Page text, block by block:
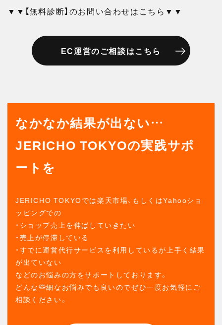
▼▼【無料診断】のお問い合わせはこちら▼▼
EC運営のご相談はこちら
なかなか結果が出ない…
JERICHO TOKYOの実践サポ
ートを
JERICHO TOKYOでは楽天市場、もしくはYahooショ
ッピングでの
・ショップ売上を伸ばしていきたい
・売上が停滞している
・すでに運営代行サービスを利用しているが上手く結果
が出ていない
などのお悩みの方をサポートしております。
どんな些細なお悩みでも良いのでぜひ一度お気軽にご
相談ください。